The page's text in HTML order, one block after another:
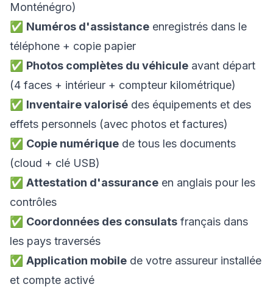
Monténégro)
✅ Numéros d'assistance enregistrés dans le
téléphone + copie papier
✅ Photos complètes du véhicule avant départ
(4 faces + intérieur + compteur kilométrique)
✅ Inventaire valorisé des équipements et des
effets personnels (avec photos et factures)
✅ Copie numérique de tous les documents
(cloud + clé USB)
✅ Attestation d'assurance en anglais pour les
contrôles
✅ Coordonnées des consulats français dans
les pays traversés
✅ Application mobile de votre assureur installée
et compte activé